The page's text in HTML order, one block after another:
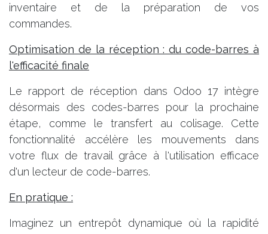
inventaire et de la préparation de vos
commandes.
Optimisation de la réception : du code-barres à
l'efficacité finale
Le rapport de réception dans Odoo 17 intègre
désormais des codes-barres pour la prochaine
étape, comme le transfert au colisage. Cette
fonctionnalité accélère les mouvements dans
votre flux de travail grâce à l'utilisation efficace
d'un lecteur de code-barres.
En pratique :
Imaginez un entrepôt dynamique où la rapidité